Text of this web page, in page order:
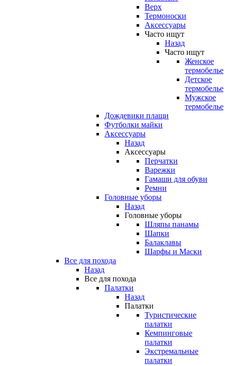
Верх
Термоноски
Аксессуары
Часто ищут
Назад
Часто ищут
Женское
термобелье
Детское
термобелье
Мужское
термобелье
Дождевики плащи
Футболки майки
Аксессуары
Назад
Аксессуары
Перчатки
Варежки
Гамаши для обуви
Ремни
Головные уборы
Назад
Головные уборы
Шляпы панамы
Шапки
Балаклавы
Шарфы и Маски
Все для похода
Назад
Все для похода
Палатки
Назад
Палатки
Туристические
палатки
Кемпинговые
палатки
Экстремальные
палатки